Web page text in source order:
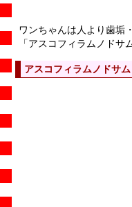
ワンちゃんは人より歯垢
「アスコフィラムノド
アスコフィラムノドサム